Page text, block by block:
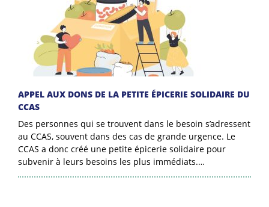
APPEL AUX DONS DE LA PETITE ÉPICERIE SOLIDAIRE DU
CCAS
Des personnes qui se trouvent dans le besoin s’adressent
au CCAS, souvent dans des cas de grande urgence. Le
CCAS a donc créé une petite épicerie solidaire pour
subvenir à leurs besoins les plus immédiats.…